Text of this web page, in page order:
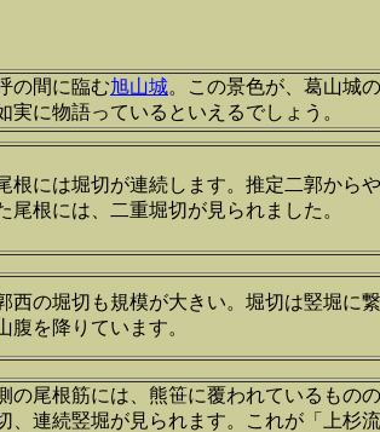
の間に臨む旭山城。この景色が、葛山城
実に物語っているといえるでしょう。
根には堀切が連続します。推定二郭から
尾根には、二重堀切が見られました。
西の堀切も規模が大きい。堀切は竪堀に
腹を降りています。
の尾根筋には、熊笹に覆われているもの
、連続竪堀が見られます。これが「上杉